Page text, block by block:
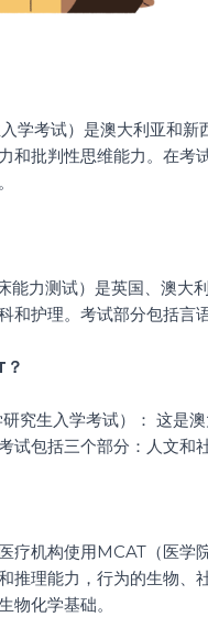
学考试）是澳大利亚和
和批判性思维能力。在考
能力测试）是英国、澳大
和护理。考试部分包括言
究生入学考试）： 这是
试包括三个部分：人文和
疗机构使用MCAT（医学
推理能力，行为的生物、
物化学基础。